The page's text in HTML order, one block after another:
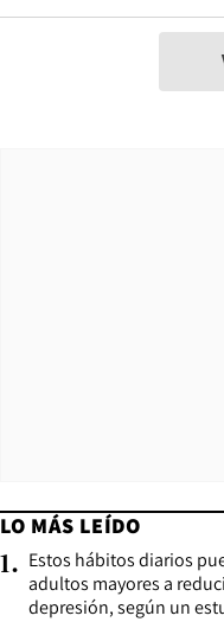
LO MÁS LEÍDO
1. Estos hábitos diarios
adultos mayores a
depresión, según un